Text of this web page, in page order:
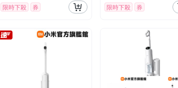
限時下殺 券 限時下殺 券